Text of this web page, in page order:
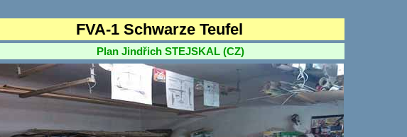
FVA-1 Schwarze Teufel
Plan Jindřich STEJSKAL (CZ)